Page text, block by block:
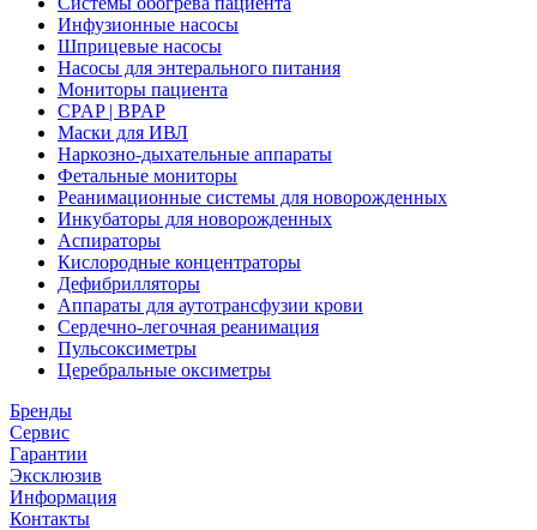
Инфузионные насосы
Шприцевые насосы
Насосы для энтерального питания
Мониторы пациента
CPAP | BPAP
Маски для ИВЛ
Наркозно-дыхательные аппараты
Фетальные мониторы
Реанимационные системы для новорожденных
Инкубаторы для новорожденных
Аспираторы
Кислородные концентраторы
Дефибрилляторы
Аппараты для аутотрансфузии крови
Сердечно-легочная реанимация
Пульсоксиметры
Церебральные оксиметры
Бренды
Сервис
Гарантии
Эксклюзив
Информация
Контакты